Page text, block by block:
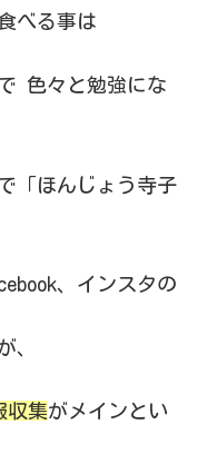
べる事は
色々と勉強にな
「ほんじょう寺子
、インスタの
、
収集がメインとい